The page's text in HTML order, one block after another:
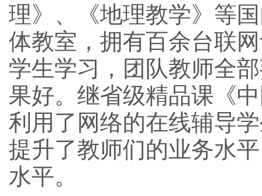
理》、《地理教学》等
体教室，拥有百余台联
学生学习，团队教师全
果好。继省级精品课《
利用了网络的在线辅导
提升了教师们的业务水
水平。